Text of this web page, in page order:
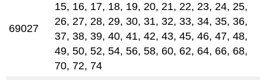
69027
15, 16, 17, 18, 19, 20, 21, 22, 23, 24, 25,
26, 27, 28, 29, 30, 31, 32, 33, 34, 35, 36,
37, 38, 39, 40, 41, 42, 43, 45, 46, 47, 48,
49, 50, 52, 54, 56, 58, 60, 62, 64, 66, 68,
70, 72, 74